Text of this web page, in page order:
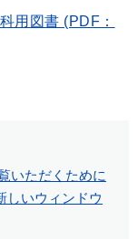
用図書 (PDF：
いただくために
しいウィンドウ